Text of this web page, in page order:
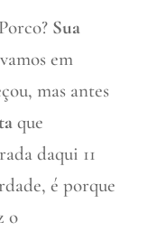
Sua
em
mas antes
que
daqui 11
é porque
o